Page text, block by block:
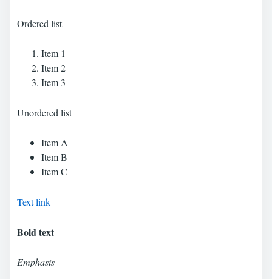
Ordered list
Item 1
Item 2
Item 3
Unordered list
Item A
Item B
Item C
Text link
Bold text
Emphasis